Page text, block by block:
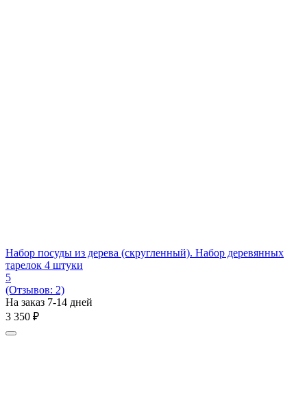
Набор посуды из дерева (скругленный). Набор деревянных
тарелок 4 штуки
5
(Отзывов: 2)
На заказ 7-14 дней
3 350 ₽